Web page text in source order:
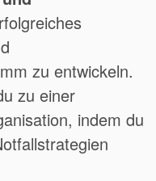
zu entwickeln.
zu einer
indem du